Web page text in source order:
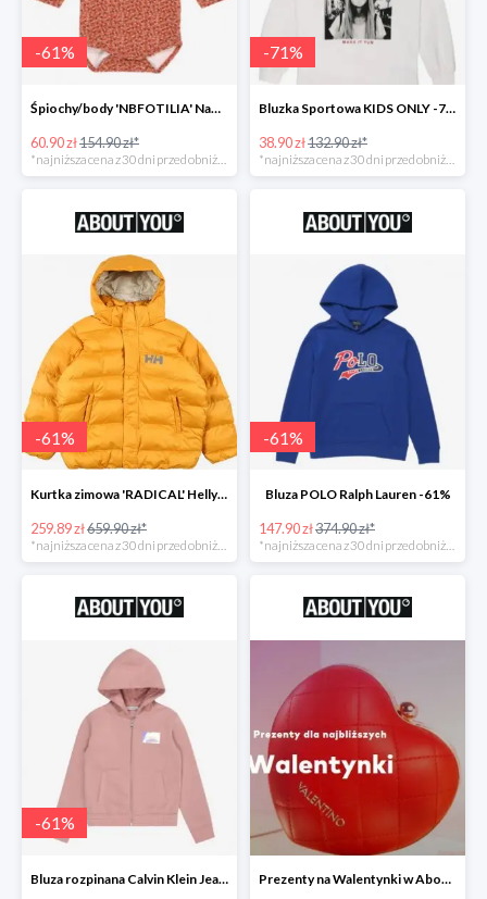
-61%
Śpiochy/body 'NBFOTILIA' Name It -62%
60.90 zł154.90 zł*
*najniższa cena z 30 dni przed obniżką
-71%
Bluzka Sportowa KIDS ONLY -71%
38.90 zł132.90 zł*
*najniższa cena z 30 dni przed obniżką
-61%
Kurtka zimowa 'RADICAL' Helly Hansen -61%
259.89 zł659.90 zł*
-61%
Bluza POLO Ralph Lauren -61%
147.90 zł374.90 zł*
-61%
Bluza rozpinana Calvin Klein Jeans -61% Prezenty na Walentynki w About You do -40%